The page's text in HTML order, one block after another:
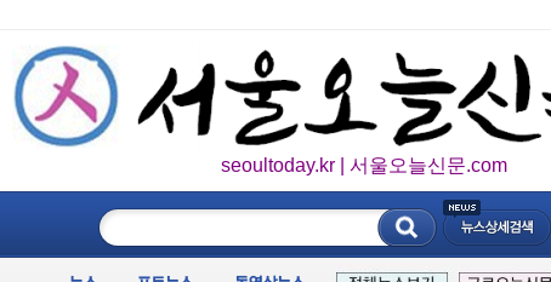
seoultoday.kr | 서울오늘신문.com